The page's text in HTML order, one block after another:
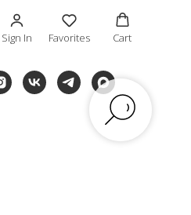
Sign In Favorites Cart